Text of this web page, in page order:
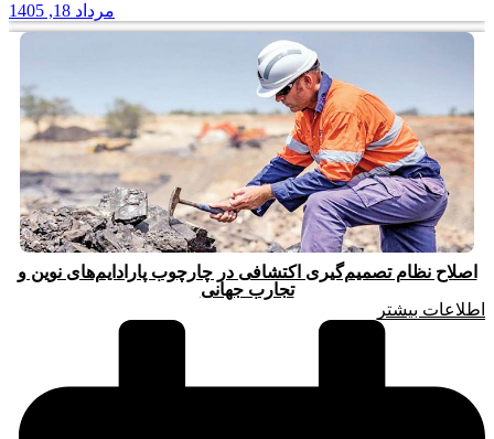
مرداد 18, 1405
اصلاح نظام تصمیم‌گیری اکتشافی در چارچوب پارادایم‌های نوین و
تجارب جهانی
اطلاعات بیشتر